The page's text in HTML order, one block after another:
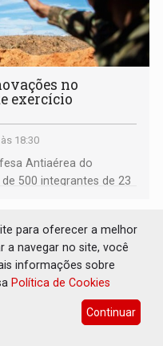
no
exercício
18:30
Antiaérea do
500 integrantes de 23
para oferecer a melhor
a navegar no site, você
informações sobre
Política de Cookies
Continuar